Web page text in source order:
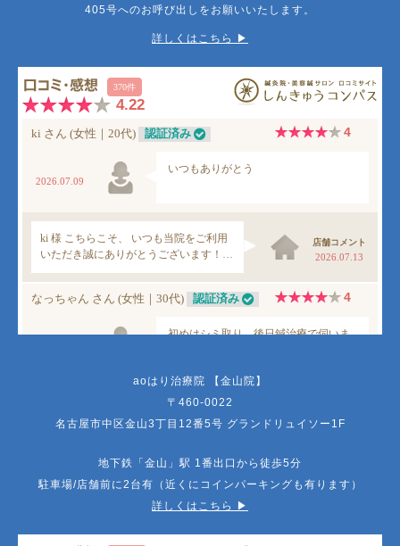
405号へのお呼び出しをお願いいたします。
詳しくはこちら ▶︎
aoはり治療院 【金山院】
〒460-0022
名古屋市中区金山3丁目12番5号 グランドリュイソー1F
地下鉄「金山」駅 1番出口から徒歩5分
駐車場/店舗前に2台有（近くにコインパーキングも有ります）
詳しくはこちら ▶︎